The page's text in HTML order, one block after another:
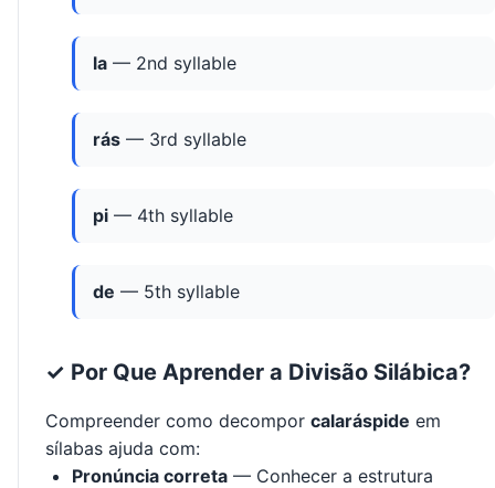
la — 2nd syllable
rás — 3rd syllable
pi — 4th syllable
de — 5th syllable
✓ Por Que Aprender a Divisão Silábica?
Compreender como decompor calaráspide em
sílabas ajuda com:
Pronúncia correta — Conhecer a estrutura